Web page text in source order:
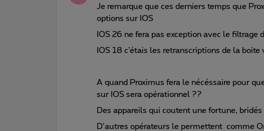
Je remarque que ces derniers temps que
options sur IOS
IOS 26 ne fera pas exception avec le filtrage
IOS 18 c’étais les retranscriptions de la
A quand Proximus fera le nécéssaire pour
sur IOS sera opérationnel ??
Des appareils qui coutent une fortune, bridés
D’autres opérateurs le permettent comme